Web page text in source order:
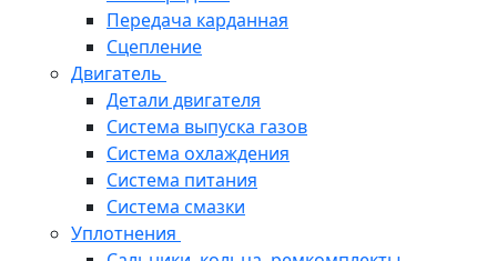
Передача карданная
Сцепление
Двигатель
Детали двигателя
Система выпуска газов
Система охлаждения
Система питания
Система смазки
Уплотнения